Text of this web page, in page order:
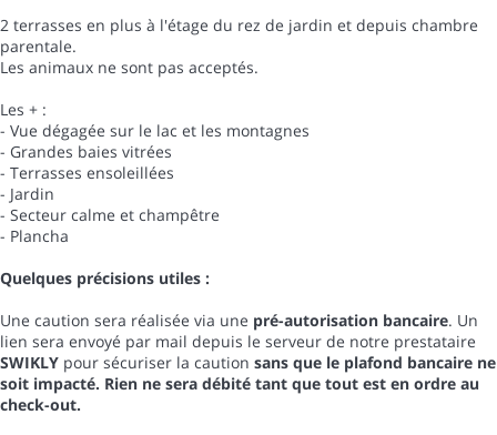
2 terrasses en plus à l'étage du rez de jardin et depuis chambre
parentale.
Les animaux ne sont pas acceptés.
Les + :
- Vue dégagée sur le lac et les montagnes
- Grandes baies vitrées
- Terrasses ensoleillées
- Jardin
- Secteur calme et champêtre
- Plancha
Quelques précisions utiles :
Une caution sera réalisée via une pré-autorisation bancaire. Un
lien sera envoyé par mail depuis le serveur de notre prestataire
SWIKLY pour sécuriser la caution sans que le plafond bancaire ne
soit impacté. Rien ne sera débité tant que tout est en ordre au
check-out.